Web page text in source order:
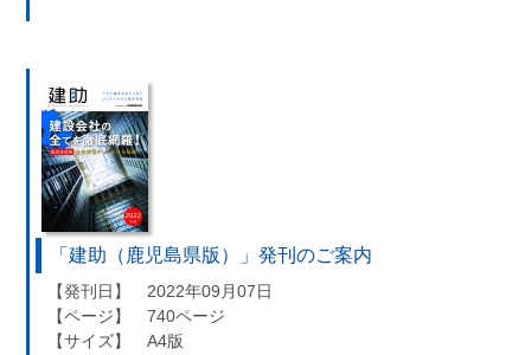
「建助（鹿児島県版）」発刊のご案内
【発刊日】 2022年09月07日
【ページ】 740ページ
【サイズ】 A4版